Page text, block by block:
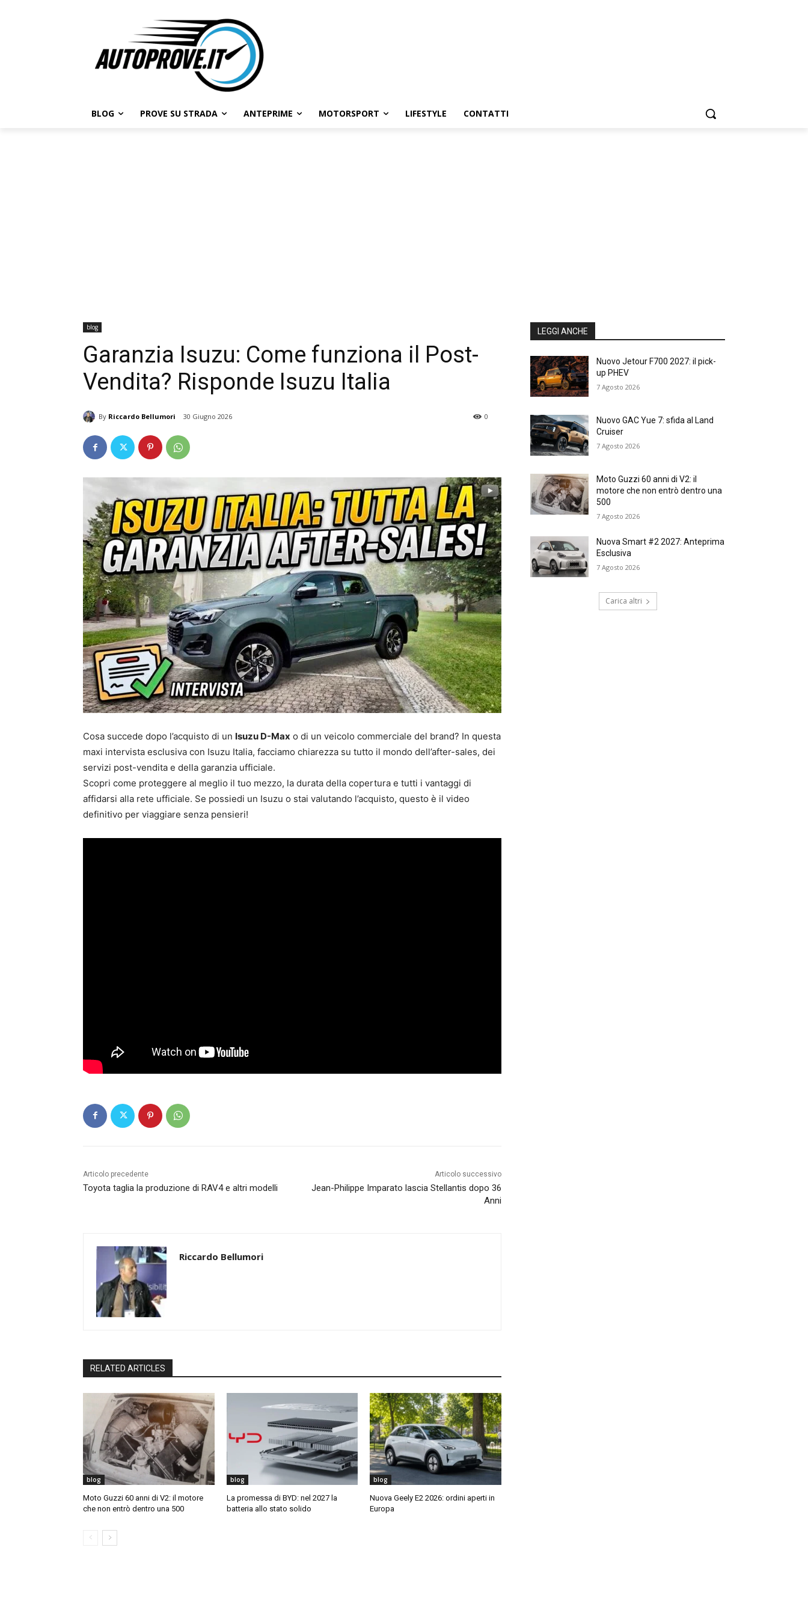
BLOG PROVE SU STRADA ANTEPRIME MOTORSPORT LIFESTYLE CONTATTI
blog
Garanzia Isuzu: Come funziona il Post-
Vendita? Risponde Isuzu Italia
By Riccardo Bellumori 30 Giugno 2026 0
Cosa succede dopo l’acquisto di un Isuzu D-Max o di un veicolo commerciale del brand? In questa
maxi intervista esclusiva con Isuzu Italia, facciamo chiarezza su tutto il mondo dell’after-sales, dei
servizi post-vendita e della garanzia ufficiale.
Scopri come proteggere al meglio il tuo mezzo, la durata della copertura e tutti i vantaggi di
affidarsi alla rete ufficiale. Se possiedi un Isuzu o stai valutando l’acquisto, questo è il video
definitivo per viaggiare senza pensieri!
Articolo precedente
Toyota taglia la produzione di RAV4 e altri modelli
Articolo successivo
Jean-Philippe Imparato lascia Stellantis dopo 36
Anni
Riccardo Bellumori
RELATED ARTICLES
blog
Moto Guzzi 60 anni di V2: il motore
che non entrò dentro una 500
blog
La promessa di BYD: nel 2027 la
batteria allo stato solido
blog
Nuova Geely E2 2026: ordini aperti in
Europa
LEGGI ANCHE
Nuovo Jetour F700 2027: il pick-
up PHEV
7 Agosto 2026
Nuovo GAC Yue 7: sfida al Land
Cruiser
7 Agosto 2026
Moto Guzzi 60 anni di V2: il
motore che non entrò dentro una
500
7 Agosto 2026
Nuova Smart #2 2027: Anteprima
Esclusiva
7 Agosto 2026
Carica altri